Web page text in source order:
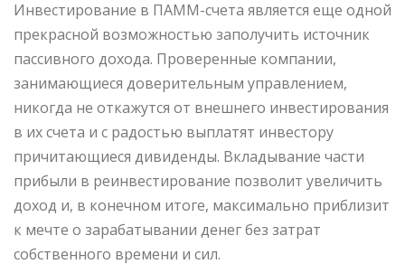
Инвестирование в ПАММ-счета является еще одной
прекрасной возможностью заполучить источник
пассивного дохода. Проверенные компании,
занимающиеся доверительным управлением,
никогда не откажутся от внешнего инвестирования
в их счета и с радостью выплатят инвестору
причитающиеся дивиденды. Вкладывание части
прибыли в реинвестирование позволит увеличить
доход и, в конечном итоге, максимально приблизит
к мечте о зарабатывании денег без затрат
собственного времени и сил.